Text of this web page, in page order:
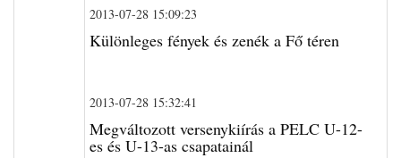
2013-07-28 15:09:23
Különleges fények és zenék a Fő téren
2013-07-28 15:32:41
Megváltozott versenykiírás a PELC U-12-
es és U-13-as csapatainál